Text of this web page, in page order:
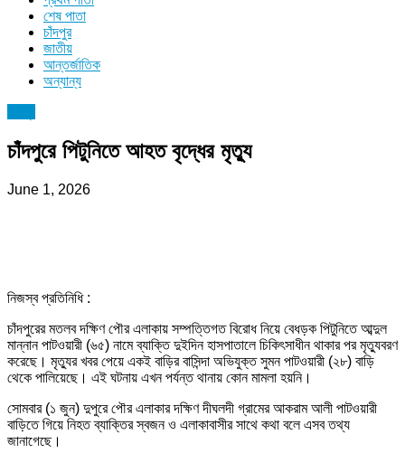
শেষ পাতা
চাঁদপুর
জাতীয়
আন্তর্জাতিক
অন্যান্য
চাঁদপুরে পিটুনিতে আহত বৃদ্ধের মৃত্যু
June 1, 2026
নিজস্ব প্রতিনিধি :
চাঁদপুরের মতলব দক্ষিণ পৌর এলাকায় সম্পত্তিগত বিরোধ নিয়ে বেধড়ক পিটুনিতে আব্দুল
মান্নান পাটওয়ারী (৬৫) নামে ব্যাক্তি দুইদিন হাসপাতালে চিকিৎসাধীন থাকার পর মৃত্যুবরণ
করেছে। মৃত্যুর খবর পেয়ে একই বাড়ির বাসিন্দা অভিযুক্ত সুমন পাটওয়ারী (২৮) বাড়ি
থেকে পালিয়েছে। এই ঘটনায় এখন পর্যন্ত থানায় কোন মামলা হয়নি।
সোমবার (১ জুন) দুপুরে পৌর এলাকার দক্ষিণ দীঘলদী গ্রামের আকরাম আলী পাটওয়ারী
বাড়িতে গিয়ে নিহত ব্যাক্তির স্বজন ও এলাকাবাসীর সাথে কথা বলে এসব তথ্য
জানাগেছে।